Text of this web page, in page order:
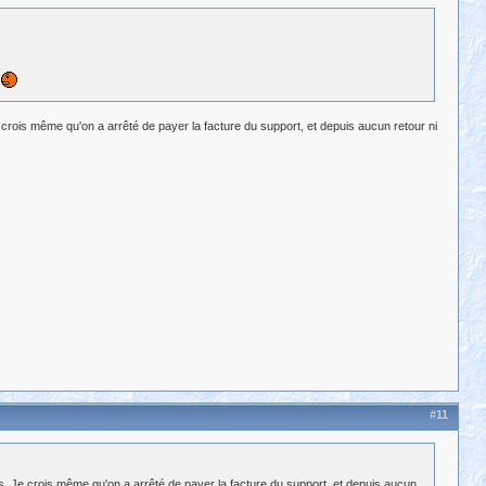
même qu'on a arrêté de payer la facture du support, et depuis aucun retour ni
#11